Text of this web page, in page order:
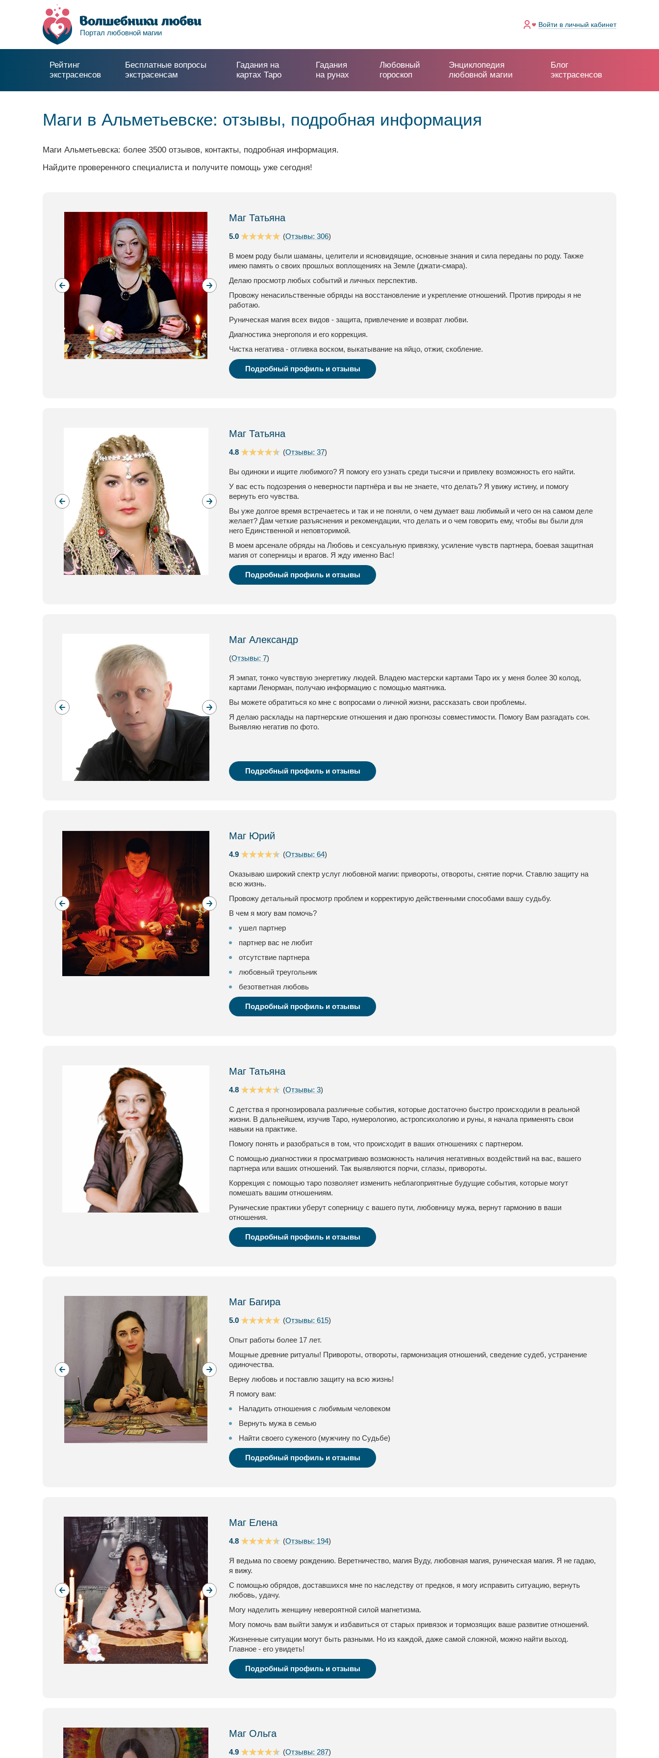
Портал любовной магии
Войти в личный кабинет
Рейтинг
экстрасенсов
Бесплатные вопросы
экстрасенсам
Гадания на
картах Таро
Гадания
на рунах
Любовный
гороскоп
Энциклопедия
любовной магии
Блог
экстрасенсов
Маги в Альметьевске: отзывы, подробная информация
Маги Альметьевска: более 3500 отзывов, контакты, подробная информация.
Найдите проверенного специалиста и получите помощь уже сегодня!
Маг Татьяна
5.0 (Отзывы: 306)
В моем роду были шаманы, целители и ясновидящие, основные знания и сила переданы по роду. Также
имею память о своих прошлых воплощениях на Земле (джати-смара).
Делаю просмотр любых событий и личных перспектив.
Провожу ненасильственные обряды на восстановление и укрепление отношений. Против природы я не
работаю.
Руническая магия всех видов - защита, привлечение и возврат любви.
Диагностика энергополя и его коррекция.
Чистка негатива - отливка воском, выкатывание на яйцо, отжиг, скобление.
Подробный профиль и отзывы
Маг Татьяна
4.8 (Отзывы: 37)
Вы одиноки и ищите любимого? Я помогу его узнать среди тысячи и привлеку возможность его найти.
У вас есть подозрения о неверности партнёра и вы не знаете, что делать? Я увижу истину, и помогу
вернуть его чувства.
Вы уже долгое время встречаетесь и так и не поняли, о чем думает ваш любимый и чего он на самом деле
желает? Дам четкие разъяснения и рекомендации, что делать и о чем говорить ему, чтобы вы были для
него Единственной и неповторимой.
В моем арсенале обряды на Любовь и сексуальную привязку, усиление чувств партнера, боевая защитная
магия от соперницы и врагов. Я жду именно Вас!
Подробный профиль и отзывы
Маг Александр
(Отзывы: 7)
Я эмпат, тонко чувствую энергетику людей. Владею мастерски картами Таро их у меня более 30 колод,
картами Ленорман, получаю информацию с помощью маятника.
Вы можете обратиться ко мне с вопросами о личной жизни, рассказать свои проблемы.
Я делаю расклады на партнерские отношения и даю прогнозы совместимости. Помогу Вам разгадать сон.
Выявляю негатив по фото.
Подробный профиль и отзывы
Маг Юрий
4.9 (Отзывы: 64)
Оказываю широкий спектр услуг любовной магии: привороты, отвороты, снятие порчи. Ставлю защиту на
всю жизнь.
Провожу детальный просмотр проблем и корректирую действенными способами вашу судьбу.
В чем я могу вам помочь?
ушел партнер
партнер вас не любит
отсутствие партнера
любовный треугольник
безответная любовь
Подробный профиль и отзывы
Маг Татьяна
4.8 (Отзывы: 3)
С детства я прогнозировала различные события, которые достаточно быстро происходили в реальной
жизни. В дальнейшем, изучив Таро, нумерологию, астропсихологию и руны, я начала применять свои
навыки на практике.
Помогу понять и разобраться в том, что происходит в ваших отношениях с партнером.
С помощью диагностики я просматриваю возможность наличия негативных воздействий на вас, вашего
партнера или ваших отношений. Так выявляются порчи, сглазы, привороты.
Коррекция с помощью таро позволяет изменить неблагоприятные будущие события, которые могут
помешать вашим отношениям.
Рунические практики уберут соперницу с вашего пути, любовницу мужа, вернут гармонию в ваши
отношения.
Подробный профиль и отзывы
Маг Багира
5.0 (Отзывы: 615)
Опыт работы более 17 лет.
Мощные древние ритуалы! Привороты, отвороты, гармонизация отношений, сведение судеб, устранение
одиночества.
Верну любовь и поставлю защиту на всю жизнь!
Я помогу вам:
Наладить отношения с любимым человеком
Вернуть мужа в семью
Найти своего суженого (мужчину по Судьбе)
Подробный профиль и отзывы
Маг Елена
4.8 (Отзывы: 194)
Я ведьма по своему рождению. Веретничество, магия Вуду, любовная магия, руническая магия. Я не гадаю,
я вижу.
С помощью обрядов, доставшихся мне по наследству от предков, я могу исправить ситуацию, вернуть
любовь, удачу.
Могу наделить женщину невероятной силой магнетизма.
Могу помочь вам выйти замуж и избавиться от старых привязок и тормозящих ваше развитие отношений.
Жизненные ситуации могут быть разными. Но из каждой, даже самой сложной, можно найти выход.
Главное - его увидеть!
Подробный профиль и отзывы
Маг Ольга
4.9 (Отзывы: 287)